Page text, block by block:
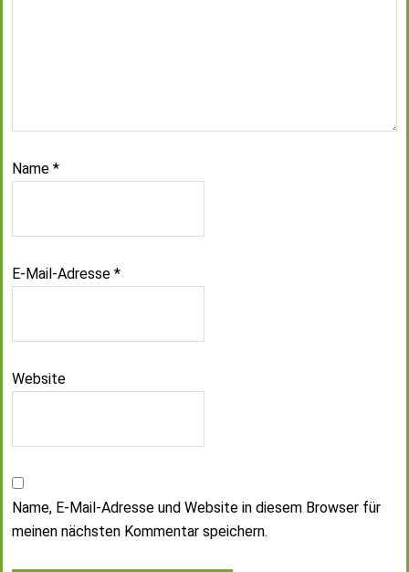
Name *
E-Mail-Adresse *
Website
Name, E-Mail-Adresse und Website in diesem Browser für
meinen nächsten Kommentar speichern.